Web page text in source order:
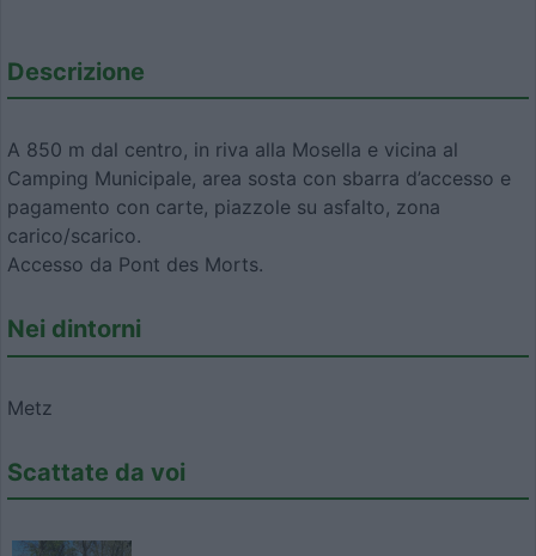
Descrizione
A 850 m dal centro, in riva alla Mosella e vicina al
Camping Municipale, area sosta con sbarra d’accesso e
pagamento con carte, piazzole su asfalto, zona
carico/scarico.
Accesso da Pont des Morts.
Nei dintorni
Metz
Scattate da voi